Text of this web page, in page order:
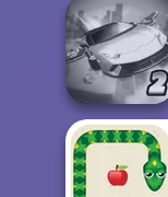
Ultimate Flying
Car
Ultimate Flying